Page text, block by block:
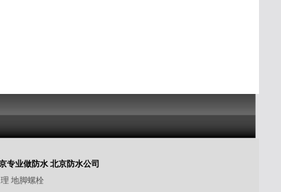
专业做防水 北京防水公司
地脚螺栓